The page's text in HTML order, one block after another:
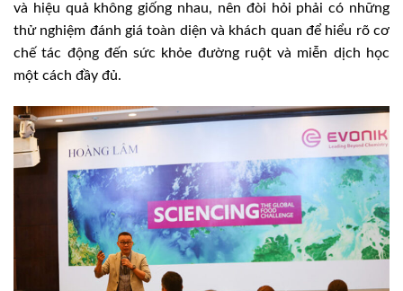
và hiệu quả không giống nhau, nên đòi hỏi phải có những
thử nghiệm đánh giá toàn diện và khách quan để hiểu rõ cơ
chế tác động đến sức khỏe đường ruột và miễn dịch học
một cách đầy đủ.